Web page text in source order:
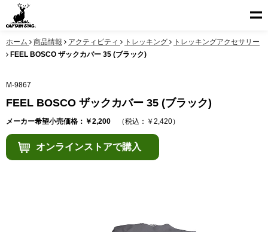
ホーム 商品情報 アクティビティ トレッキング
トレッキングアクセサリー
FEEL BOSCO ザックカバー 35 (ブラック)
M-9867
FEEL BOSCO ザックカバー 35 (ブラック)
メーカー希望小売価格：￥2,200 （税込：￥2,420）
オンラインストアで購入